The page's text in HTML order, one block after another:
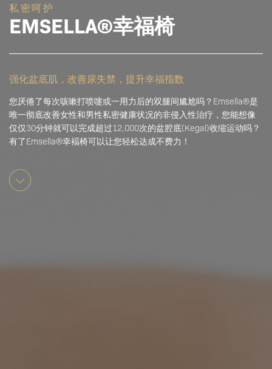
私密呵护
EMSELLA®幸福椅
强化盆底肌，改善尿失禁，提升幸福指数
您厌倦了每次咳嗽打喷嚏或一用力后的双腿间尴尬吗？Emsella®是
唯一彻底改善女性和男性私密健康状况的非侵入性治疗，您能想像
仅仅30分钟就可以完成超过12,000次的盆腔底(Kegal)收缩运动吗？
有了Emsella®幸褔椅可以让您轻松达成不费力！